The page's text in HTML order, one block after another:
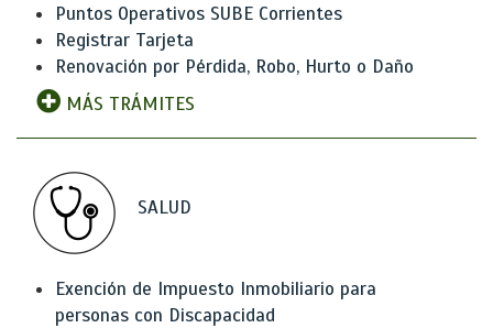
Puntos Operativos SUBE Corrientes
Registrar Tarjeta
Renovación por Pérdida, Robo, Hurto o Daño
MÁS TRÁMITES
SALUD
Exención de Impuesto Inmobiliario para
personas con Discapacidad